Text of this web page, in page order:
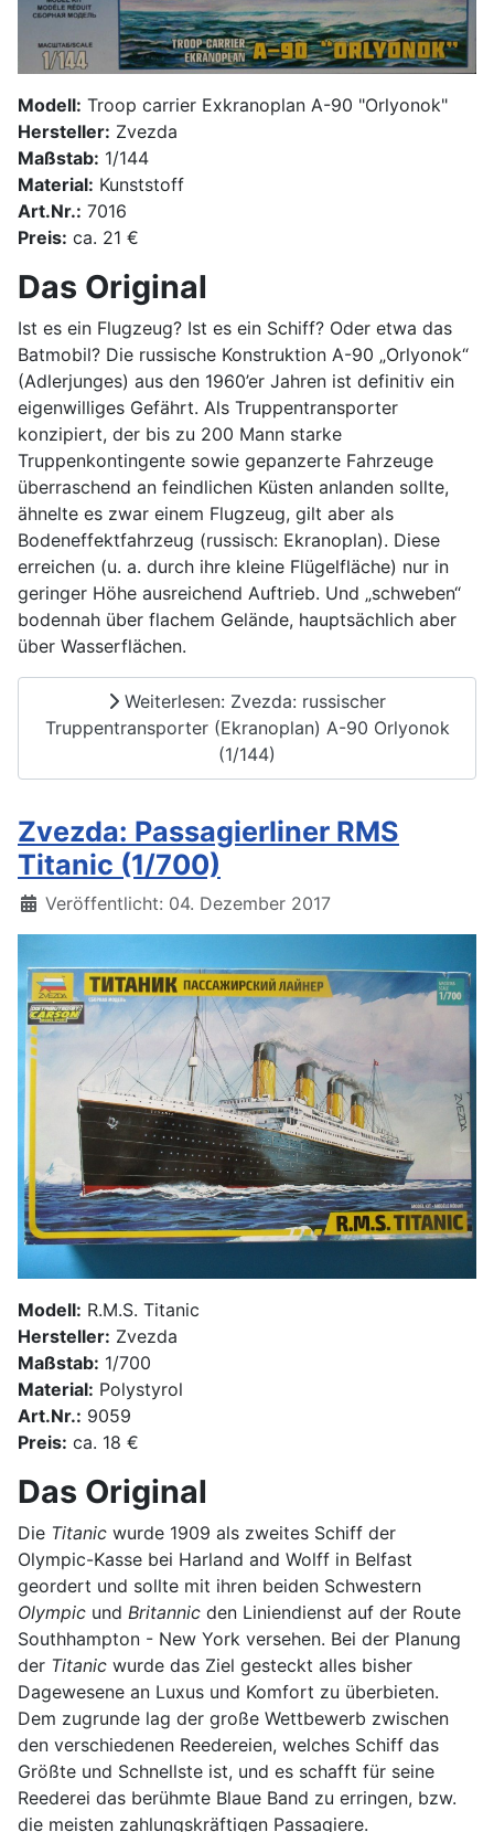
Modell: Troop carrier Exkranoplan A-90 "Orlyonok"
Hersteller: Zvezda
Maßstab: 1/144
Material: Kunststoff
Art.Nr.: 7016
Preis: ca. 21 €
Das Original
Ist es ein Flugzeug? Ist es ein Schiff? Oder etwa das
Batmobil? Die russische Konstruktion A-90 „Orlyonok“
(Adlerjunges) aus den 1960’er Jahren ist definitiv ein
eigenwilliges Gefährt. Als Truppentransporter
konzipiert, der bis zu 200 Mann starke
Truppenkontingente sowie gepanzerte Fahrzeuge
überraschend an feindlichen Küsten anlanden sollte,
ähnelte es zwar einem Flugzeug, gilt aber als
Bodeneffektfahrzeug (russisch: Ekranoplan). Diese
erreichen (u. a. durch ihre kleine Flügelfläche) nur in
geringer Höhe ausreichend Auftrieb. Und „schweben“
bodennah über flachem Gelände, hauptsächlich aber
über Wasserflächen.
Weiterlesen: Zvezda: russischer
Truppentransporter (Ekranoplan) A-90 Orlyonok
(1/144)
Zvezda: Passagierliner RMS
Titanic (1/700)
Details
Veröffentlicht: 04. Dezember 2017
Modell: R.M.S. Titanic
Hersteller: Zvezda
Maßstab: 1/700
Material: Polystyrol
Art.Nr.: 9059
Preis: ca. 18 €
Das Original
Die Titanic wurde 1909 als zweites Schiff der
Olympic-Kasse bei Harland and Wolff in Belfast
geordert und sollte mit ihren beiden Schwestern
Olympic und Britannic den Liniendienst auf der Route
Southhampton - New York versehen. Bei der Planung
der Titanic wurde das Ziel gesteckt alles bisher
Dagewesene an Luxus und Komfort zu überbieten.
Dem zugrunde lag der große Wettbewerb zwischen
den verschiedenen Reedereien, welches Schiff das
Größte und Schnellste ist, und es schafft für seine
Reederei das berühmte Blaue Band zu erringen, bzw.
die meisten zahlungskräftigen Passagiere.